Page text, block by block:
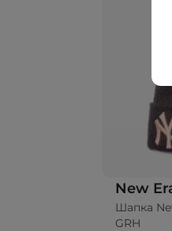
New
Шапка
GRH